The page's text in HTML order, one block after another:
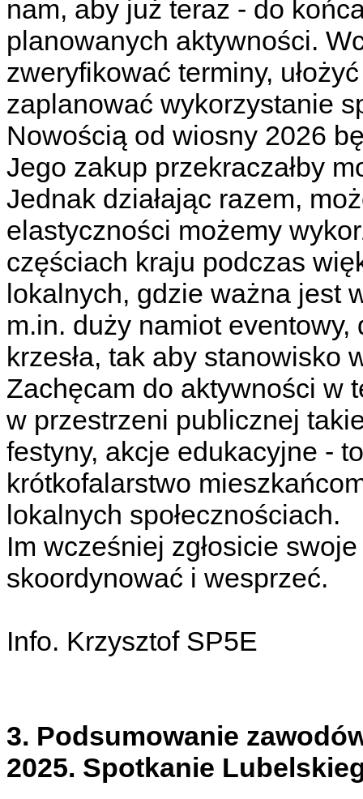
nam, aby już teraz - do
planowanych aktywności.
zweryfikować terminy,
zaplanować wykorzystanie
Nowością od wiosny 2026
Jego zakup przekraczałby
Jednak działając razem,
elastyczności możemy
częściach kraju podczas
lokalnych, gdzie ważna jest
m.in. duży namiot eventowy,
krzesła, tak aby stanowisko
Zachęcam do aktywności w
w przestrzeni publicznej
festyny, akcje edukacyjne -
krótkofalarstwo
lokalnych społecznościach.
Im wcześniej zgłosicie
skoordynować i wesprzeć.
Info. Krzysztof SP5E
3. Podsumowanie
2025. Spotkanie